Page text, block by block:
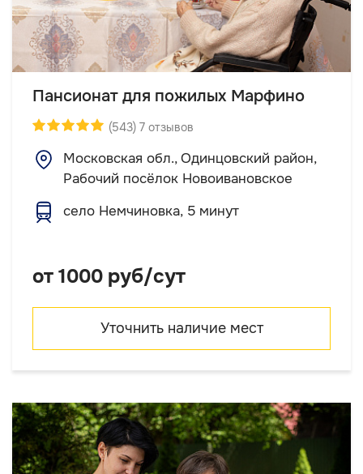
Пансионат для пожилых Марфино
(543) 7 отзывов
Московская обл., Одинцовский район,
Рабочий посёлок Новоивановское
село Немчиновка, 5 минут
от 1000 руб/сут
Уточнить наличие мест